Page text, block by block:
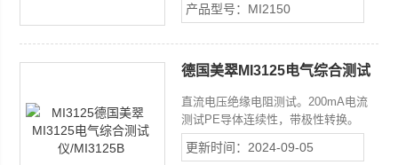
一次触膜键选择电气装置类型。
产品型号：MI2150
德国美翠MI3125电气综合测试
直流电压绝缘电阻测试。200mA电流
测试PE导体连续性，带极性转换。
7mA电流测试PE导体连续性（连续测
量）不会使RCD脱扣（仅MI3125B有
更新时间：2024-09-05